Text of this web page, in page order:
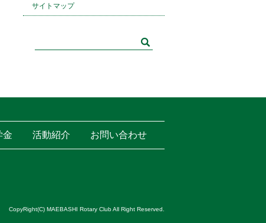
サイトマップ
金 活動紹介 お問い合わせ
CopyRight(C) MAEBASHI Rotary Club All Right Reserved.